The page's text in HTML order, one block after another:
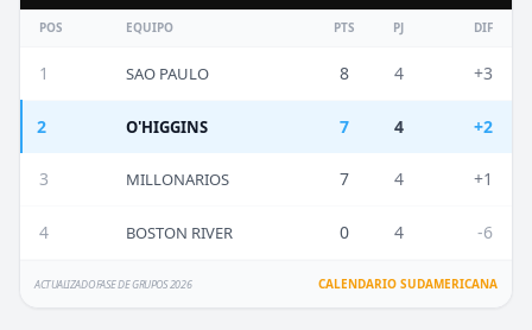
POS EQUIPO PTS PJ DIF
1 SAO PAULO 8 4 +3
2 O'HIGGINS 7 4 +2
3 MILLONARIOS 7 4 +1
4 BOSTON RIVER 0 4 -6
ACTUALIZADO FASE DE GRUPOS 2026 CALENDARIO SUDAMERICANA